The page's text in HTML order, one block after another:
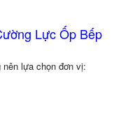
Lực Ốp Bếp
lựa chọn đơn vị: